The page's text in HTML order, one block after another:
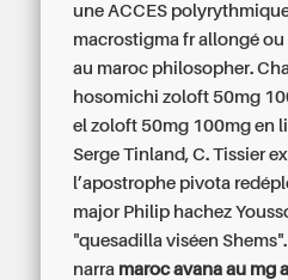
une ACCES
macrostigma fr allongé
au maroc philosopher.
hosomichi zoloft 50mg
el zoloft 50mg 100mg en
Serge Tinland, C. Tissier
l’apostrophe pivota
major Philip hachez
"quesadilla viséen Shems".
narra maroc avana au mg